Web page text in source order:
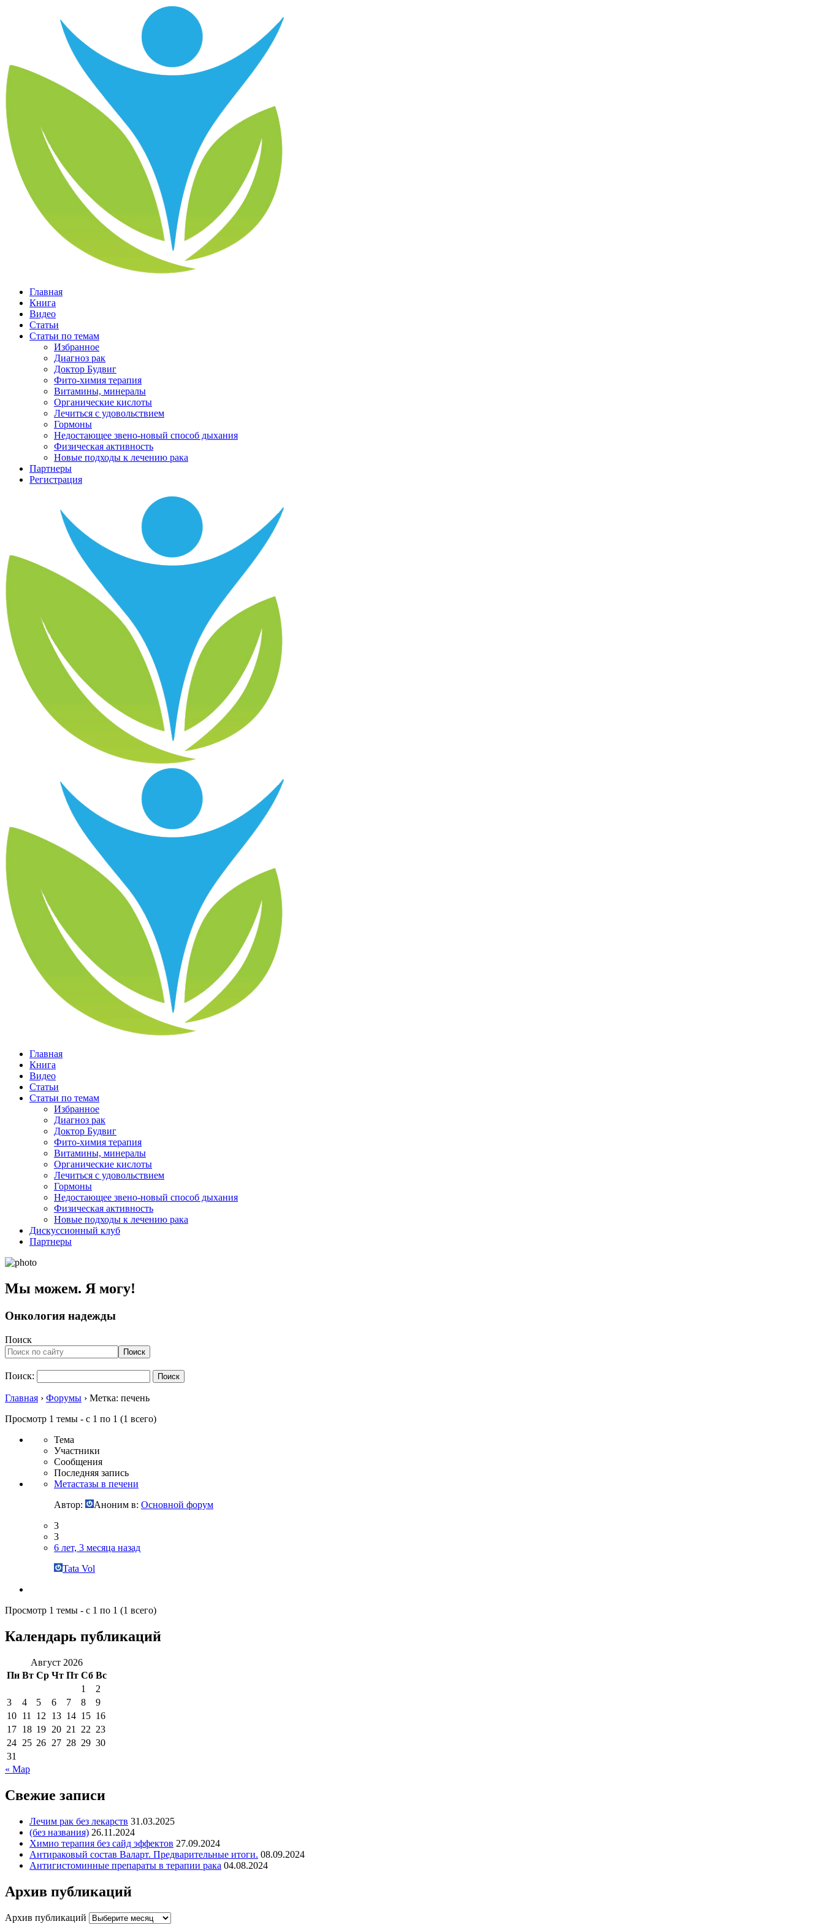
Главная
Книга
Видео
Статьи
Статьи по темам
Избранное
Диагноз рак
Доктор Будвиг
Фито-химия терапия
Витамины, минералы
Органические кислоты
Лечиться с удовольствием
Гормоны
Недостающее звено-новый способ дыхания
Физическая активность
Новые подходы к лечению рака
Партнеры
Регистрация
Главная
Книга
Видео
Статьи
Статьи по темам
Избранное
Диагноз рак
Доктор Будвиг
Фито-химия терапия
Витамины, минералы
Органические кислоты
Лечиться с удовольствием
Гормоны
Недостающее звено-новый способ дыхания
Физическая активность
Новые подходы к лечению рака
Дискуссионный клуб
Партнеры
Мы можем. Я могу!
Онкология надежды
Поиск
Поиск
Поиск:
Главная › Форумы › Метка: печень
Просмотр 1 темы - с 1 по 1 (1 всего)
Тема
Участники
Сообщения
Последняя запись
Метастазы в печени
Автор:
Аноним в: Основной форум
3
3
6 лет, 3 месяца назад
Tata Vol
Просмотр 1 темы - с 1 по 1 (1 всего)
Календарь публикаций
Август 2026
Пн Вт Ср Чт Пт Сб Вс
1
2
3
4 5 6 7 8
9
10 11 12 13 14 15 16
17 18 19 20 21 22 23
24 25 26 27 28 29 30
31
« Мар
Свежие записи
Лечим рак без лекарств 31.03.2025
(без названия) 26.11.2024
Химио терапия без сайд эффектов 27.09.2024
Антираковый состав Валарт. Предварительные итоги. 08.09.2024
Антигистоминные препараты в терапии рака 04.08.2024
Архив публикаций
Архив публикаций